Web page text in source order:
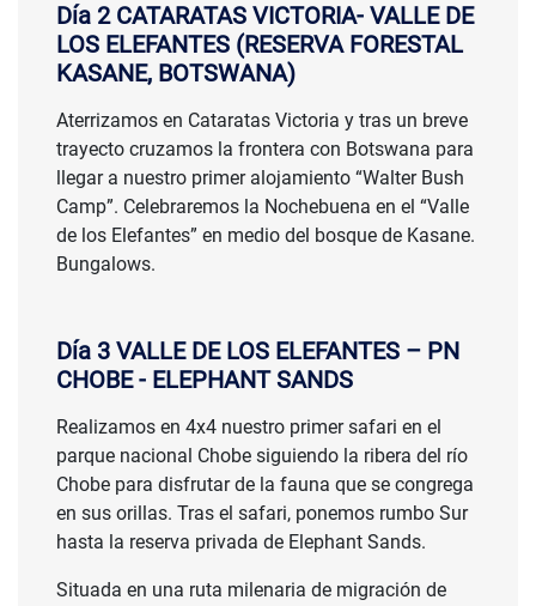
Día 2 CATARATAS VICTORIA- VALLE DE
LOS ELEFANTES (RESERVA FORESTAL
KASANE, BOTSWANA)
Aterrizamos en Cataratas Victoria y tras un breve
trayecto cruzamos la frontera con Botswana para
llegar a nuestro primer alojamiento “Walter Bush
Camp”. Celebraremos la Nochebuena en el “Valle
de los Elefantes” en medio del bosque de Kasane.
Bungalows.
Día 3 VALLE DE LOS ELEFANTES – PN
CHOBE- ELEPHANT SANDS
Realizamos en 4x4 nuestro primer safari en el
parque nacional Chobe siguiendo la ribera del río
Chobe para disfrutar de la fauna que se congrega
en sus orillas. Tras el safari, ponemos rumbo Sur
hasta la reserva privada de Elephant Sands.
Situada en una ruta milenaria de migración de